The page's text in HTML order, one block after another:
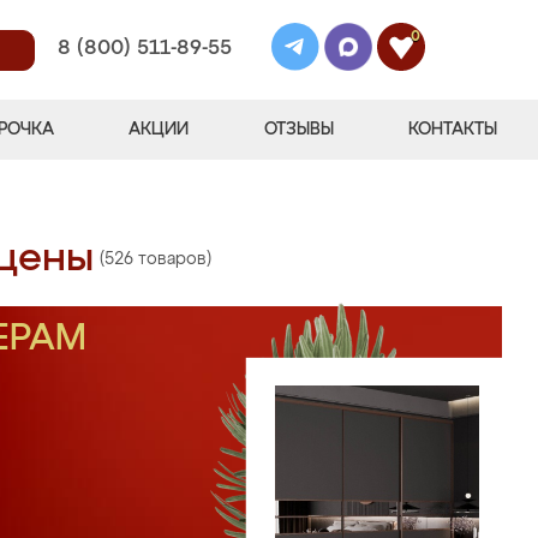
8 (800) 511-89-55
0
АКЦИИ ОТЗЫВЫ КОНТАКТЫ
(526 товаров)